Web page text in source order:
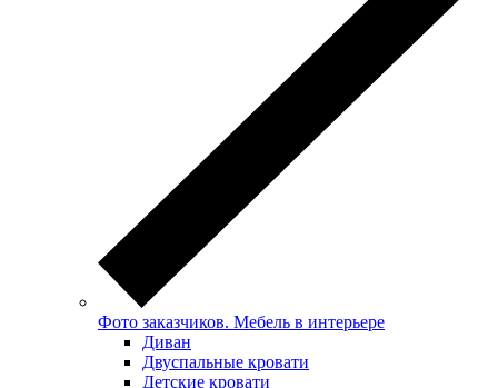
Фото заказчиков. Мебель в интерьере
Диван
Двуспальные кровати
Детские кровати